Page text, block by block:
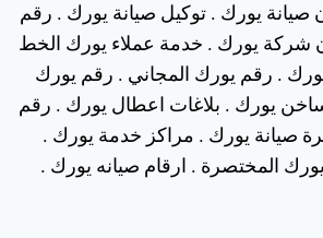
صيانة يورك . توكيل صيانة يورك . رقم
شركة يورك . خدمة عملاء يورك الخط
. رقم يورك المجاني . رقم يورك
يورك . بلاغات اعطال يورك . رقم
صيانة يورك . مراكز خدمة يورك .
المختصرة . ارقام صيانه يورك .